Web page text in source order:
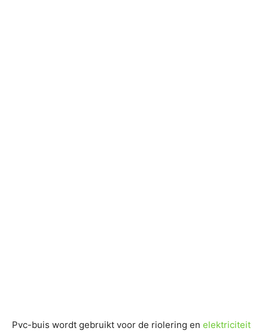
Pvc-buis wordt gebruikt voor de riolering en elektriciteit